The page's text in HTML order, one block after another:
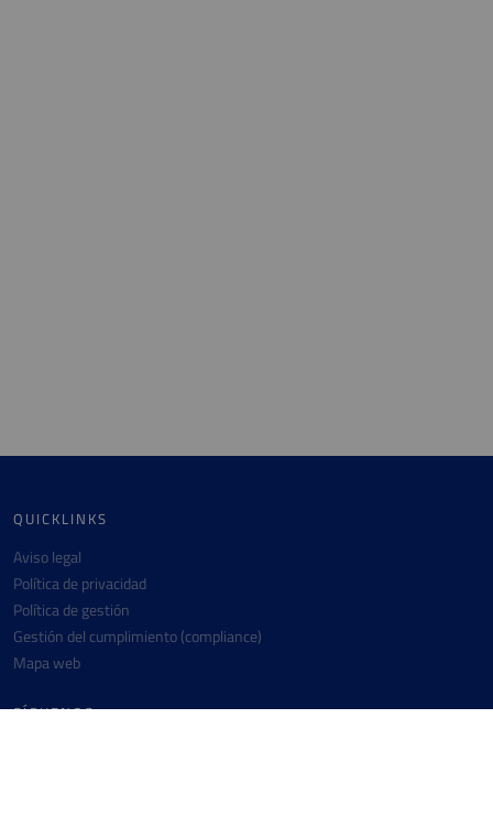
QUICKLINKS
Aviso legal
Política de privacidad
Política de gestión
Gestión del cumplimiento (compliance)
Mapa web
SÍGUENOS